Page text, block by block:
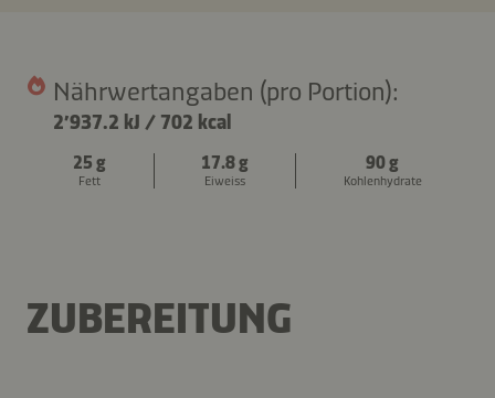
Nährwertangaben (pro Portion):
2’937.2 kJ / 702 kcal
25 g
Fett
17.8 g
Eiweiss
90 g
Kohlenhydrate
ZUBEREITUNG